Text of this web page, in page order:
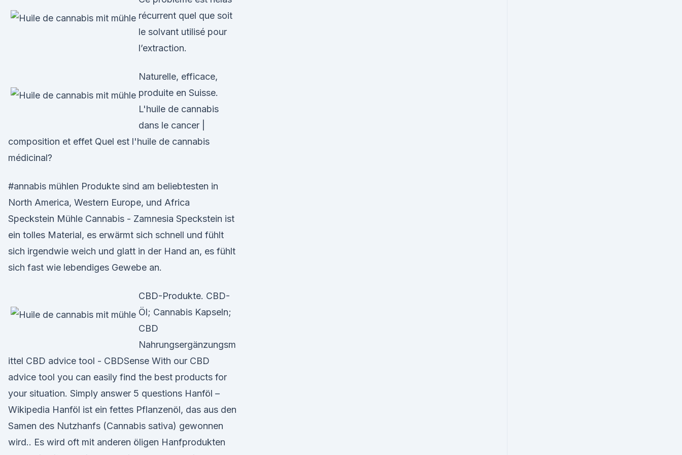
récurrent quel que soit
le solvant utilisé pour
l’extraction.
Naturelle, efficace,
produite en Suisse.
L'huile de cannabis
dans le cancer |
composition et effet Quel est l'huile de cannabis
médicinal?
#annabis mühlen Produkte sind am beliebtesten in
North America, Western Europe, und Africa
Speckstein Mühle Cannabis - Zamnesia Speckstein ist
ein tolles Material, es erwärmt sich schnell und fühlt
sich irgendwie weich und glatt in der Hand an, es fühlt
sich fast wie lebendiges Gewebe an.
CBD-Produkte. CBD-
Öl; Cannabis Kapseln;
CBD
Nahrungsergänzungsm
ittel CBD advice tool - CBDSense With our CBD
advice tool you can easily find the best products for
your situation. Simply answer 5 questions Hanföl –
Wikipedia Hanföl ist ein fettes Pflanzenöl, das aus den
Samen des Nutzhanfs (Cannabis sativa) gewonnen
wird.. Es wird oft mit anderen öligen Hanfprodukten